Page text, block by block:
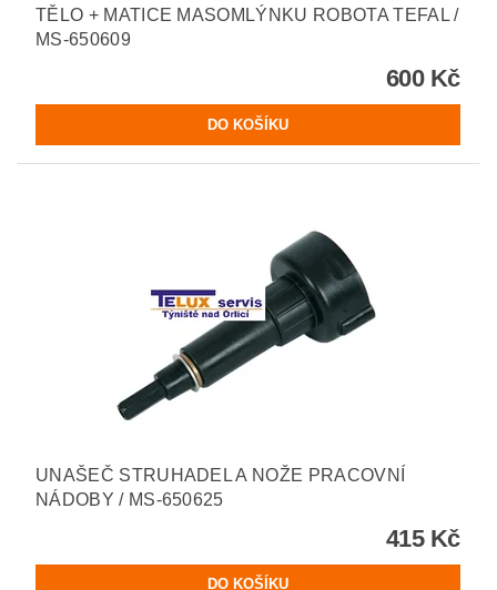
TĚLO + MATICE MASOMLÝNKU ROBOTA TEFAL /
MS-650609
600 Kč
UNAŠEČ STRUHADEL A NOŽE PRACOVNÍ
NÁDOBY / MS-650625
415 Kč